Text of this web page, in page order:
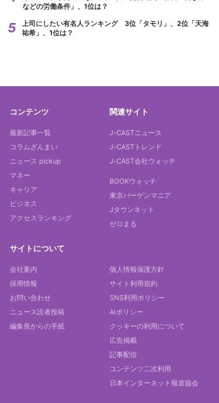
などの労働条件」、1位は？
上司にしたい有名人ランキング 3位「タモリ」、2位「天海
祐希」、1位は？
コンテンツ
最新記事一覧
コラムざんまい
ニュース pickup
マネー
キャリア
ビジネス
アクセスランキング
関連サイト
J-CASTニュース
J-CASTトレンド
J-CAST会社ウォッチ
BOOKウォッチ
東京バーゲンマニア
Jタウンネット
ゼロまる
サイトについて
会社案内
採用情報
お問い合わせ
ニュース読者投稿
編集長からの手紙
個人情報保護方針
サイト利用規約
SNS利用ポリシー
AIポリシー
クッキーの利用について
広告掲載
記事配信
コンテンツ二次利用
日本インターネット報道協会